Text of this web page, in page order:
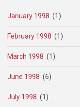
January 1998 (1)
February 1998 (1)
March 1998 (1)
June 1998 (6)
July 1998 (1)